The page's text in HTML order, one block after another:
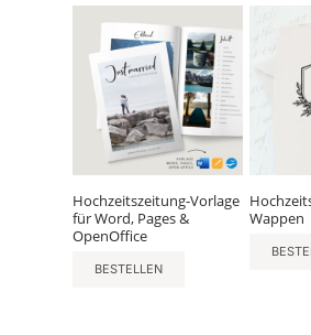
Hochzeitszeitung-Vorlage
für Word, Pages &
OpenOffice
BESTELLEN
Wappen